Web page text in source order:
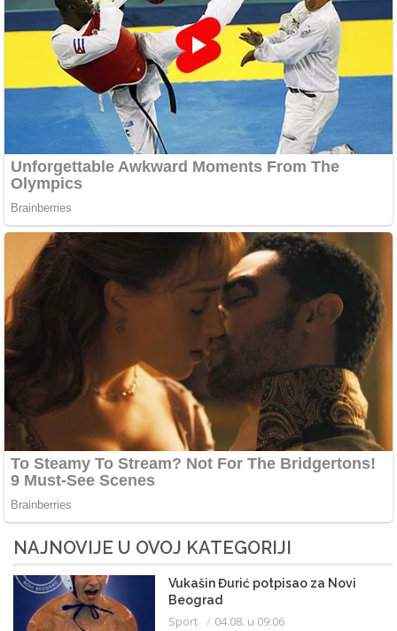
NAJNOVIJE U OVOJ KATEGORIJI
Vukašin Đurić potpisao za Novi
Beograd
Sport 04.08. u 09:06